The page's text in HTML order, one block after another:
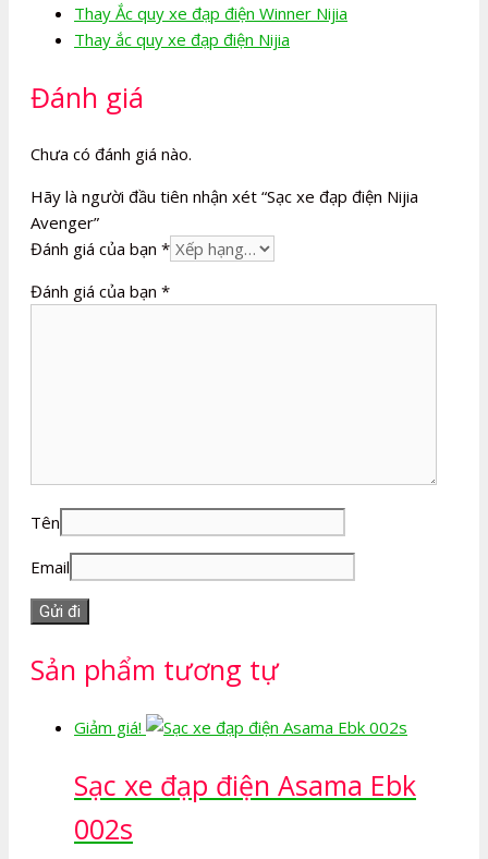
Thay Ắc quy xe đạp điện Winner Nijia
Thay ắc quy xe đạp điện Nijia
Đánh giá
Chưa có đánh giá nào.
Hãy là người đầu tiên nhận xét “Sạc xe đạp điện Nijia
Avenger”
Đánh giá của bạn *
Đánh giá của bạn *
Tên
Email
Sản phẩm tương tự
Giảm giá!
Sạc xe đạp điện Asama Ebk
002s